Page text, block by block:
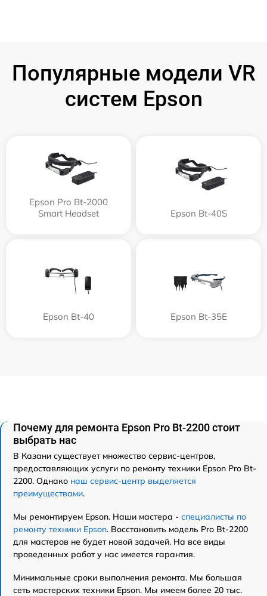
Популярные модели VR
систем Epson
Epson Pro Bt-2000
Smart Headset
Epson Bt-40S
Epson Bt-40 Epson Bt-35E
Почему для ремонта Epson Pro Bt-2200 стоит
выбрать нас
В Казани существует множество сервис-центров,
предоставляющих услуги по ремонту техники Epson Pro Bt-
2200. Однако наш сервис-центр выделяется
преимуществами.
Мы ремонтируем Epson. Наши мастера - специалисты по
ремонту техники Epson. Восстановить модель Pro Bt-2200
для мастеров не будет новой задачей. На все виды
проведенных работ у нас имеется гарантия.
Минимальные сроки выполнения ремонта. Мы большая
сеть мастерских техники Epson. Мы имеем более 20 тыс.